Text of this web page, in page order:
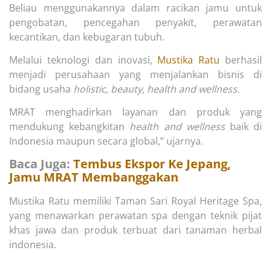
Beliau menggunakannya dalam racikan jamu untuk
pengobatan, pencegahan penyakit, perawatan
kecantikan, dan kebugaran tubuh.
Melalui teknologi dan inovasi, Mustika Ratu berhasil
menjadi perusahaan yang menjalankan bisnis di
bidang usaha holistic, beauty, health and wellness.
MRAT menghadirkan layanan dan produk yang
mendukung kebangkitan health and wellnessbaik di
Indonesia maupun secara global,” ujarnya.
Baca Juga: Tembus Ekspor Ke Jepang,
Jamu MRAT Membanggakan
Mustika Ratu memiliki Taman Sari Royal Heritage Spa,
yang menawarkan perawatan spa dengan teknik pijat
khas jawa dan produk terbuat dari tanaman herbal
indonesia.